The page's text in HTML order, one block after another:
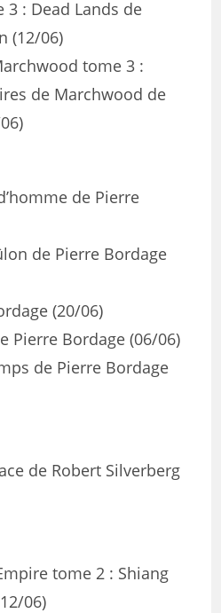
3 : Dead Lands de
(12/06)
tome 3 :
de Marchwood de
de Pierre
de Pierre Bordage
(20/06)
Pierre Bordage (06/06)
de Pierre Bordage
de Robert Silverberg
tome 2 : Shiang
06)